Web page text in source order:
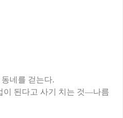
네를 걷는다.
이 된다고 사기 치는 것—나름